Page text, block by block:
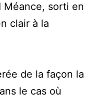
Méance, sorti en
clair à la
de la façon la
le cas où